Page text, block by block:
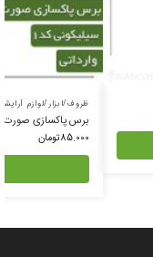
ظروف/ابزار/لوازم
برس پاکسازی صورت
85.000تومان